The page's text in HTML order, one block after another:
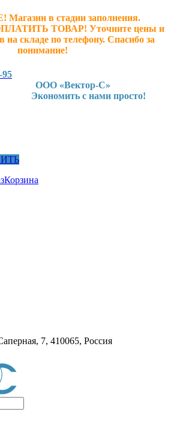
в стадии заполнения.
ТОВАР! Уточните цены и
на складе по телефону. Спасибо за
понимание!
95
ООО «Вектор-С»
с нами просто!
Корзина
7, 410065, Россия